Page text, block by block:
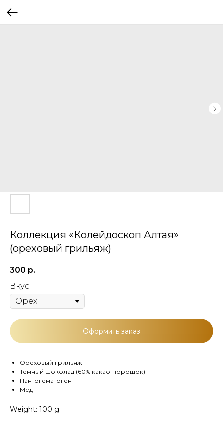
Коллекция «Колейдоскоп Алтая»
(ореховый грильяж)
300 р.
Вкус
Оформить заказ
Ореховый грильяж
Тёмный шоколад (60% какао-порошок)
Пантогематоген
Мёд
Weight: 100 g